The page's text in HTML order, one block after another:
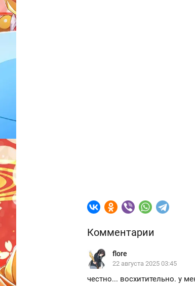
Комментарии
flore
22 августа 2025 03:45
честно... восхитительно. у